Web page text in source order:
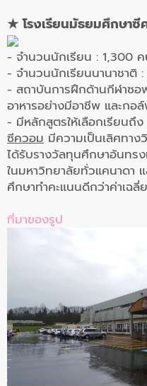
★ โรงเรียนมัธยมศึกษาซี
- จำนวนนักเรียน : 1,300
- จำนวนนักเรียนนานาชาติ
- สถาบันการฝึกด้านกีฬาซ
อาหารอย่างมีอาชีพ และกอ
- มีหลักสูตรให้เลือกเรียนถึง
ซีควอม มีความเป็นเลิศทาง
ได้รับรางวัลทุนศึกษาอันทร
ในมหาวิทยาลัยทั่วแคนาดา
ศึกษาทำคะแนนดีกว่าค่าเฉ
ที่มาของรูป